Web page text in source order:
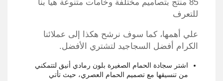
85 منتج بتصاميم مختلفة وخامات متنوعة هيا بنا
للتعرف
علي أهمها، كما سوف نرشح هكذا إلى عملائنا
الكرام أفضل السجاجيد لتشتري الأفضل.
اشتر سجادة الحمام الصغيرة بلون رمادي أنيق لتتمكني
من تنسيقها مع تصميم الحمام العصري، حيث تأتي